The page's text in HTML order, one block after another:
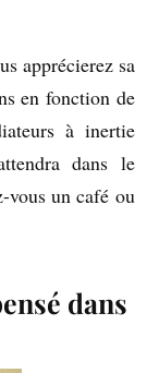
apprécierez sa
en fonction de
à inertie
dans le
vous un café ou
dans